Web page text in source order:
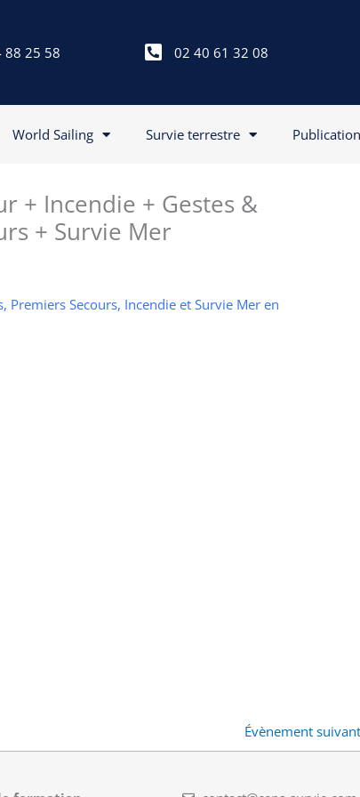
88 25 58 02 40 61 32 08
World Sailing Survie terrestre
+ Incendie + Gestes &
+ Survie Mer
Premiers Secours, Incendie et Survie Mer en
Évènement suivant